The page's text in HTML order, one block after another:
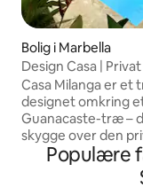
Bolig i Marbella
Design Casa |
Beach
Casa Milanga er et
designet omkring
Guanacaste-træ –
skygge over den
hver eneste
Designet af en
materialer,
Populære